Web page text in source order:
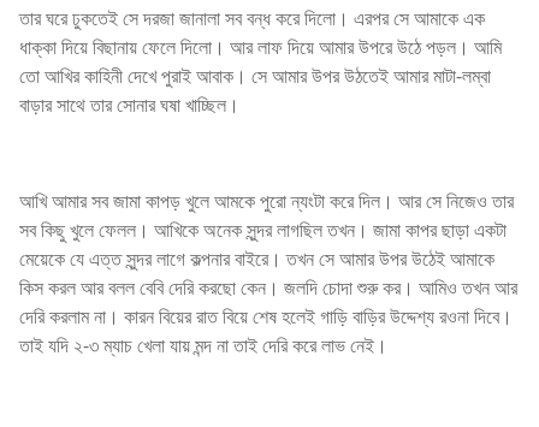
তার ঘরে ঢুকতেই সে দরজা জানালা সব বন্ধ করে দিলো। এরপর সে আমাকে এক
ধাক্কা দিয়ে বিছানায় ফেলে দিলো। আর লাফ দিয়ে আমার উপরে উঠে পড়ল। আমি
তো আখির কাহিনী দেখে পুরাই আবাক। সে আমার উপর উঠতেই আমার মাটা-লম্বা
বাড়ার সাথে তার সোনার ঘষা খাচ্ছিল।
আখি আমার সব জামা কাপড় খুলে আমকে পুরো ন্যংটা করে দিল। আর সে নিজেও তার
সব কিছু খুলে ফেলল। আখিকে অনেক সুন্দর লাগছিল তখন। জামা কাপর ছাড়া একটা
মেয়েকে যে এত্ত সুন্দর লাগে কল্পনার বাইরে। তখন সে আমার উপর উঠেই আমাকে
কিস করল আর বলল বেবি দেরি করছো কেন। জলদি চোদা শুরু কর। আমিও তখন আর
দেরি করলাম না। কারন বিয়ের রাত বিয়ে শেষ হলেই গাড়ি বাড়ির উদ্দেশ্য রওনা দিবে।
তাই যদি ২-৩ ম্যাচ খেলা যায় মন্দ না তাই দেরি করে লাভ নেই।